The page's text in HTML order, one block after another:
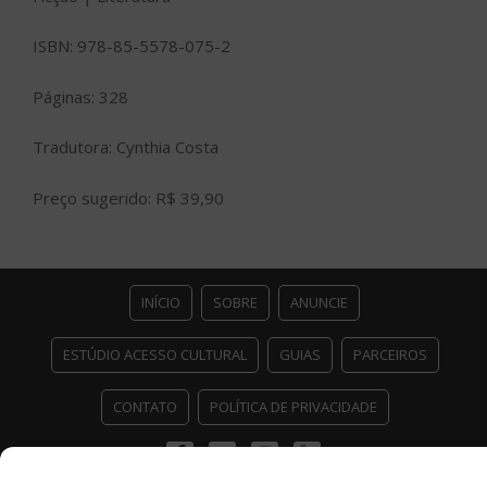
ISBN: 978-85-5578-075-2
Páginas: 328
Tradutora: Cynthia Costa
Preço sugerido: R$ 39,90
INÍCIO SOBRE ANUNCIE
ESTÚDIO ACESSO CULTURAL GUIAS PARCEIROS
CONTATO POLÍTICA DE PRIVACIDADE
Facebook
TwitterInstagram
Youtube